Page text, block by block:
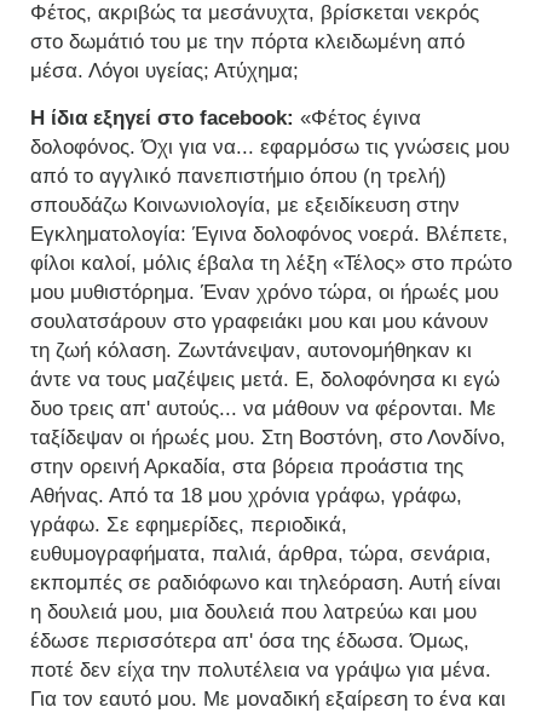
Φέτος, ακριβώς τα μεσάνυχτα, βρίσκεται νεκρός
στο δωμάτιό του με την πόρτα κλειδωμένη από
μέσα. Λόγοι υγείας; Ατύχημα;
Η ίδια εξηγεί στο facebook: «Φέτος έγινα
δολοφόνος. Όχι για να... εφαρμόσω τις γνώσεις μου
από το αγγλικό πανεπιστήμιο όπου (η τρελή)
σπουδάζω Κοινωνιολογία, με εξειδίκευση στην
Εγκληματολογία: Έγινα δολοφόνος νοερά. Βλέπετε,
φίλοι καλοί, μόλις έβαλα τη λέξη «Τέλος» στο πρώτο
μου μυθιστόρημα. Έναν χρόνο τώρα, οι ήρωές μου
σουλατσάρουν στο γραφειάκι μου και μου κάνουν
τη ζωή κόλαση. Ζωντάνεψαν, αυτονομήθηκαν κι
άντε να τους μαζέψεις μετά. Ε, δολοφόνησα κι εγώ
δυο τρεις απ' αυτούς... να μάθουν να φέρονται. Με
ταξίδεψαν οι ήρωές μου. Στη Βοστόνη, στο Λονδίνο,
στην ορεινή Αρκαδία, στα βόρεια προάστια της
Αθήνας. Από τα 18 μου χρόνια γράφω, γράφω,
γράφω. Σε εφημερίδες, περιοδικά,
ευθυμογραφήματα, παλιά, άρθρα, τώρα, σενάρια,
εκπομπές σε ραδιόφωνο και τηλεόραση. Αυτή είναι
η δουλειά μου, μια δουλειά που λατρεύω και μου
έδωσε περισσότερα απ' όσα της έδωσα. Όμως,
ποτέ δεν είχα την πολυτέλεια να γράψω για μένα.
Για τον εαυτό μου. Με μοναδική εξαίρεση το ένα και